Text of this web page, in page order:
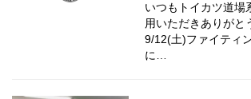
いつもトイカツ道場
用いただきありがと
9/12(土)ファイティ
に…